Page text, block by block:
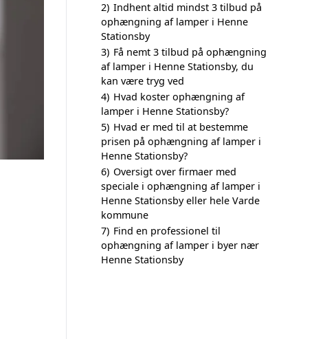
2) Indhent altid mindst 3 tilbud på
ophængning af lamper i Henne
Stationsby
3) Få nemt 3 tilbud på ophængning
af lamper i Henne Stationsby, du
kan være tryg ved
4) Hvad koster ophængning af
lamper i Henne Stationsby?
5) Hvad er med til at bestemme
prisen på ophængning af lamper i
Henne Stationsby?
6) Oversigt over firmaer med
speciale i ophængning af lamper i
Henne Stationsby eller hele Varde
kommune
7) Find en professionel til
ophængning af lamper i byer nær
Henne Stationsby